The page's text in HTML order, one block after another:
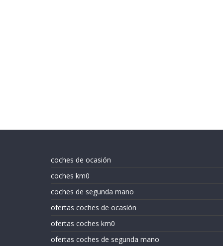
coches de ocasión
coches km0
coches de segunda mano
ofertas coches de ocasión
ofertas coches km0
ofertas coches de segunda mano